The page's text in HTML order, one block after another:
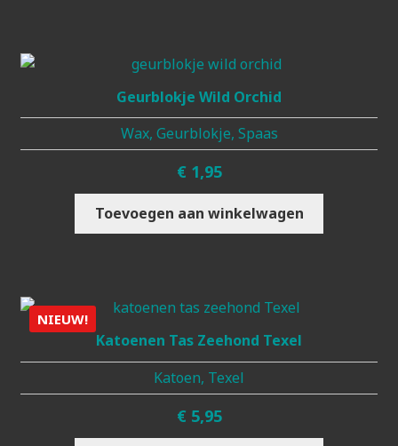
Geurblokje Wild Orchid
Wax, Geurblokje, Spaas
€ 1,95
Toevoegen aan winkelwagen
NIEUW!
Katoenen Tas Zeehond Texel
Katoen, Texel
€ 5,95